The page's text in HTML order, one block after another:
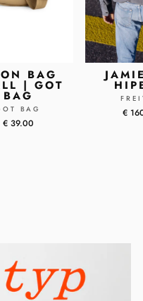
BAG
| GOT
BAG
BAG
€ 39.00
€